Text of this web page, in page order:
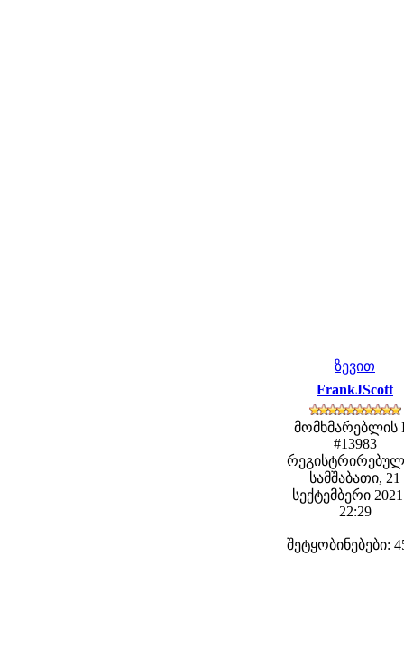
ზევით
FrankJScott
მომხმარებლის
#13983
სამშაბათი, 21
სექტემბერი
22:29
შეტყობინებები: